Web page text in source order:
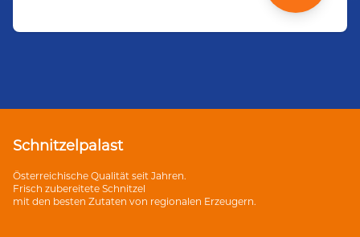
Schnitzelpalast
Österreichische Qualität seit Jahren.
Frisch zubereitete Schnitzel
mit den besten Zutaten von regionalen Erzeugern.